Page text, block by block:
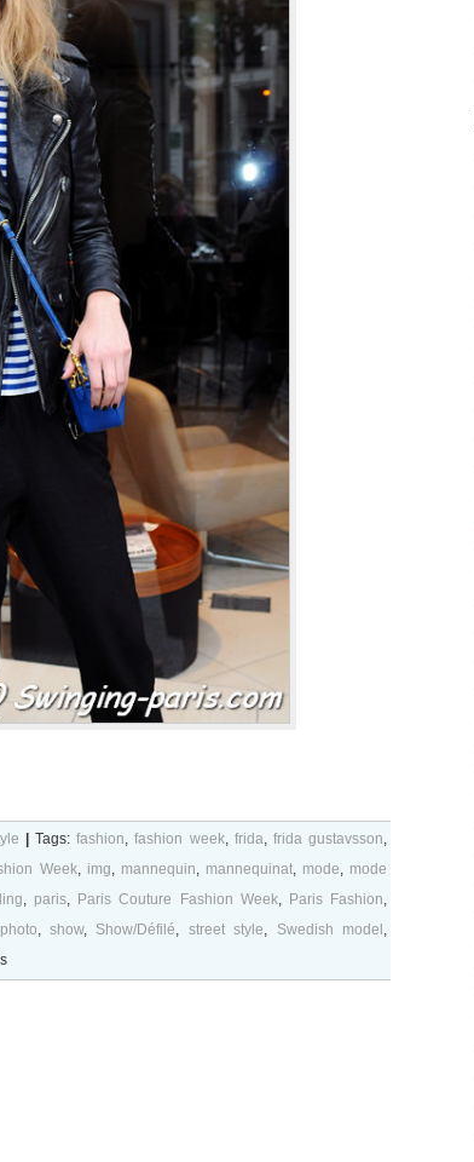
Tags:fashion,fashion week, frida, frida gustavsson,
Week, img, mannequin, mannequinat, mode, mode
, paris, Paris Couture Fashion Week, Paris Fashion,
photo, show, Show/Défilé, street style, Swedish model ,
sur